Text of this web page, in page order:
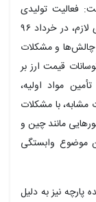
فعالیت تولیدی
خیاطی ما از سال ۸۲ آغاز شد. با کسب آموزش‌های لازم، در خرداد ۹۶
چالش‌ها و مشکلات
قیمت ارز بر
مواد اولیه،
با مشکلات
مانند چین و
موضوع وابستگی
پارچه نیز به دلیل